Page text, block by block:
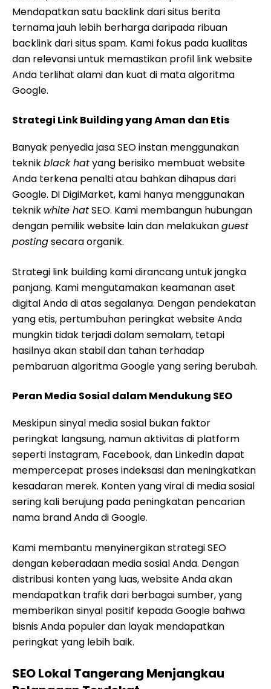
Mendapatkan satu backlink dari situs berita
ternama jauh lebih berharga daripada ribuan
backlink dari situs spam. Kami fokus pada kualitas
dan relevansi untuk memastikan profil link website
Anda terlihat alami dan kuat di mata algoritma
Google.
Strategi Link Building yang Aman dan Etis
Banyak penyedia jasa SEO instan menggunakan
teknikblack hatyang berisiko membuat website
Anda terkena penalti atau bahkan dihapus dari
Google. Di DigiMarket, kami hanya menggunakan
teknik white hatSEO. Kami membangun hubungan
dengan pemilik website lain dan melakukanguest
postingsecara organik.
Strategi link building kami dirancang untuk jangka
panjang. Kami mengutamakan keamanan aset
digital Anda di atas segalanya. Dengan pendekatan
yang etis, pertumbuhan peringkat website Anda
mungkin tidak terjadi dalam semalam, tetapi
hasilnya akan stabil dan tahan terhadap
pembaruan algoritma Google yang sering berubah.
Peran Media Sosial dalam Mendukung SEO
Meskipun sinyal media sosial bukan faktor
peringkat langsung, namun aktivitas di platform
seperti Instagram, Facebook, dan LinkedIn dapat
mempercepat proses indeksasi dan meningkatkan
kesadaran merek. Konten yang viral di media sosial
sering kali berujung pada peningkatan pencarian
nama brand Anda di Google.
Kami membantu menyinergikan strategi SEO
dengan keberadaan media sosial Anda. Dengan
distribusi konten yang luas, website Anda akan
mendapatkan trafik dari berbagai sumber, yang
memberikan sinyal positif kepada Google bahwa
bisnis Anda populer dan layak mendapatkan
peringkat yang lebih baik.
SEO Lokal Tangerang Menjangkau